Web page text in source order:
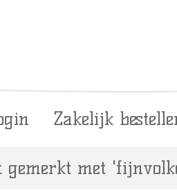
Zakelijk
gemerkt met